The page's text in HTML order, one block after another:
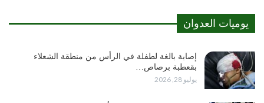
يوميات العدوان
إصابة بالغة لطفلة في الرأس من منطقة الشعلاء
بقعطبة برصاص…
يوليو 28, 2026